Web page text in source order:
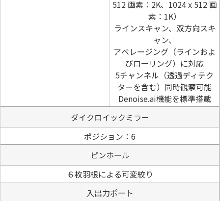
512 画素：2K、1024 x 512 画
素：1K）
ラインスキャン、双方向スキ
ャン、
アベレージング（ラインおよ
びローリング）に対応
5チャンネル（透過ディテク
ターを含む）同時観察可能
Denoise.ai機能を標準搭載
ダイクロイックミラー
ポジション：6
ピンホール
６枚羽根による可変絞り
入出力ポート